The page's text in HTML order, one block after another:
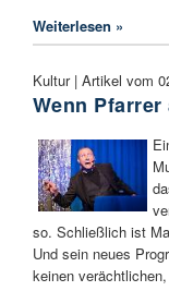
Weiterlesen »
Kultur | Artikel vom
Wenn
so. Schließlich ist
Und sein neues
keinen